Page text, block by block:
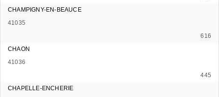
CHAMPIGNY-EN-BEAUCE
41035
616
CHAON
41036
445
CHAPELLE-ENCHERIE